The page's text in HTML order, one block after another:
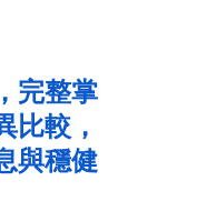
完整掌
比較，
與穩健